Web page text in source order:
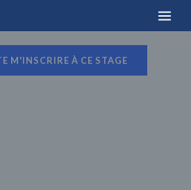
M'INSCRIRE À CE STAGE